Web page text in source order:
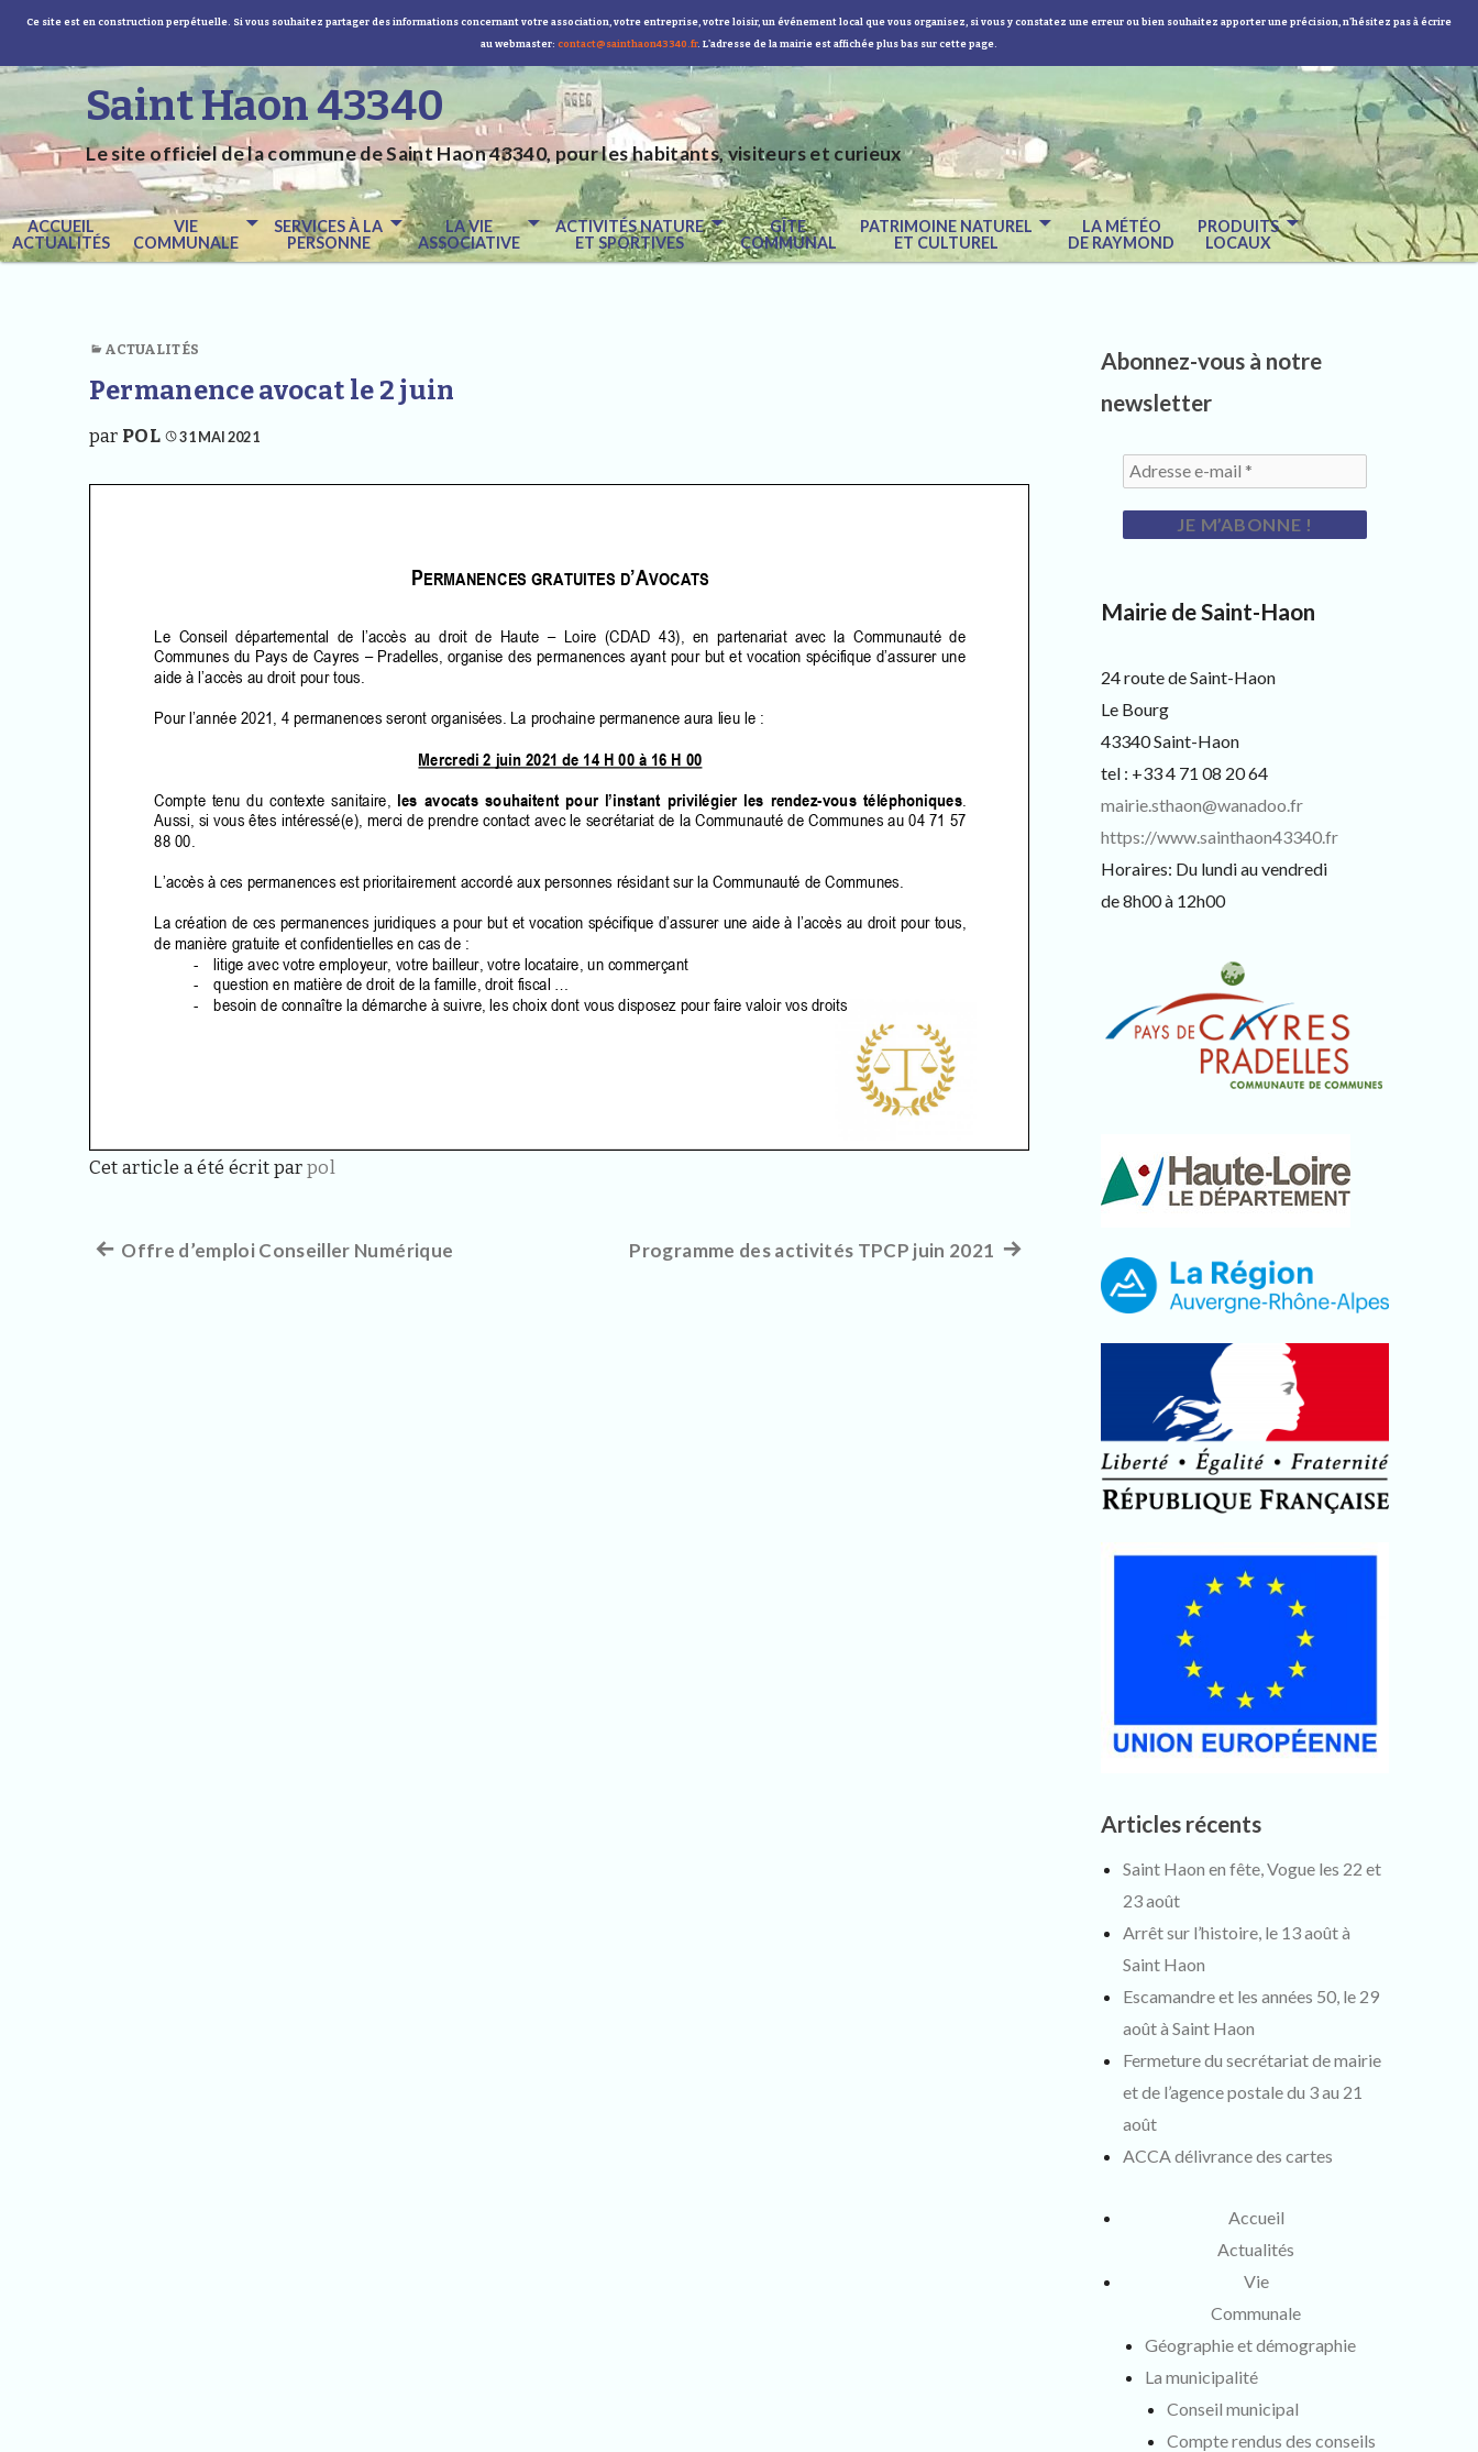
Ce site est en construction perpétuelle. Si vous souhaitez partager des informations concernant votre association, votre entreprise, votre loisir, un événement local que vous organisez, si vous y constatez une erreur ou bien souhaitez apporter une précision, n'hésitez pas à écrire
au webmaster: contact@sainthaon43340.fr. L'adresse de la mairie est affichée plus bas sur cette page.
Saint Haon 43340
Le site officiel de la commune de Saint Haon 43340, pour les habitants, visiteurs et curieux
ACCUEIL
ACTUALITÉS
VIE
COMMUNALE
SERVICES À LA
PERSONNE
LA VIE
ASSOCIATIVE
ACTIVITÉS NATURE
ET SPORTIVES
GÎTE
COMMUNAL
PATRIMOINE NATUREL
ET CULTUREL
LA MÉTÉO
DE RAYMOND
PRODUITS
LOCAUX
ACTUALITÉS
Permanence avocat le 2 juin
par POL 31 MAI 2021
Cet article a été écrit parpol
Navigation
Article
Offre d’emploi Conseiller Numérique Programme des activités TPCP juin 2021 Article
Abonnez-vous à notre
newsletter
Mairie de Saint-Haon
24 route de Saint-Haon
Le Bourg
43340 Saint-Haon
tel : +33 4 71 08 20 64
mairie.sthaon@wanadoo.fr
https://www.sainthaon43340.fr
Horaires: Du lundi au vendredi
de 8h00 à 12h00
Articles récents
Saint Haon en fête, Vogue les 22 et
23 août
Arrêt sur l’histoire, le 13 août à
Saint Haon
Escamandre et les années 50, le 29
août à Saint Haon
Fermeture du secrétariat de mairie
et de l’agence postale du 3 au 21
août
ACCA délivrance des cartes
Accueil
Actualités
Vie
Communale
Géographie et démographie
La municipalité
Conseil municipal
Compte rendus des conseils